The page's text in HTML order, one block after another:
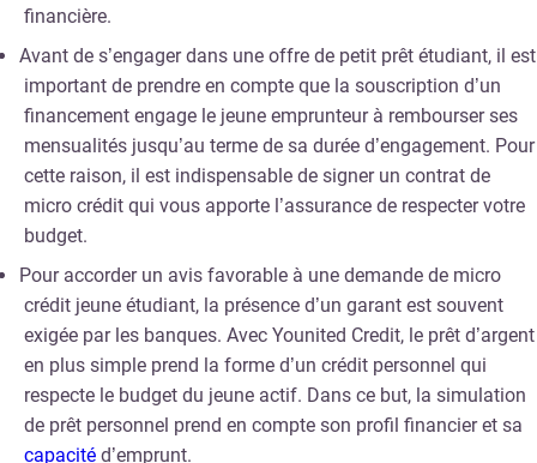
financière.
Avant de s’engager dans une offre de petit prêt étudiant, il est
important de prendre en compte que la souscription d’un
financement engage le jeune emprunteur à rembourser ses
mensualités jusqu’au terme de sa durée d’engagement. Pour
cette raison, il est indispensable de signer un contrat de
micro crédit qui vous apporte l’assurance de respecter votre
budget.
Pour accorder un avis favorable à une demande de micro
crédit jeune étudiant, la présence d’un garant est souvent
exigée par les banques. Avec Younited Credit, le prêt d’argent
en plus simple prend la forme d’un crédit personnel qui
respecte le budget du jeune actif. Dans ce but, la simulation
de prêt personnel prend en compte son profil financier et sa
capacité d’emprunt.